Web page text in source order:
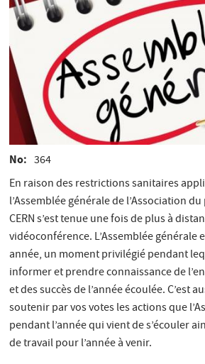
No
364
En raison des restrictions sanitaires
l’Assemblée générale de l’Association
CERN s’est tenue une fois de plus à
vidéoconférence. L’Assemblée générale
année, un moment privilégié pendant
informer et prendre connaissance de
et des succès de l’année écoulée. C’est
soutenir par vos votes les actions que
pendant l’année qui vient de s’écouler
de travail pour l’année à venir.